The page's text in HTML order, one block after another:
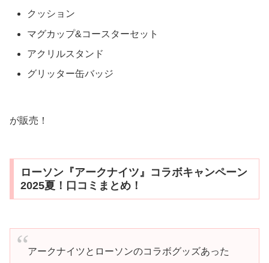
クッション
マグカップ&コースターセット
アクリルスタンド
グリッター缶バッジ
が販売！
ローソン『アークナイツ』コラボキャンペーン
2025夏！口コミまとめ！
アークナイツとローソンのコラボグッズあった